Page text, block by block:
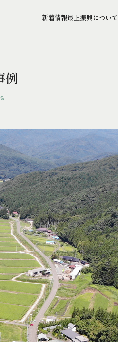
新着情報最上振興について
例